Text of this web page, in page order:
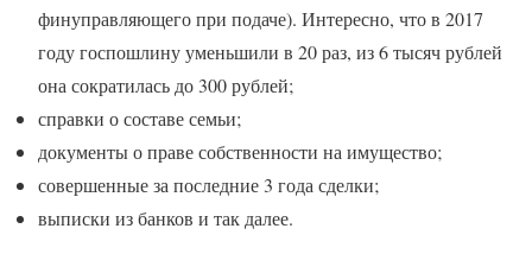
финуправляющего при подаче). Интересно, что в 2017
году госпошлину уменьшили в 20 раз, из 6 тысяч рублей
она сократилась до 300 рублей;
справки о составе семьи;
документы о праве собственности на имущество;
совершенные за последние 3 года сделки;
выписки из банков и так далее.